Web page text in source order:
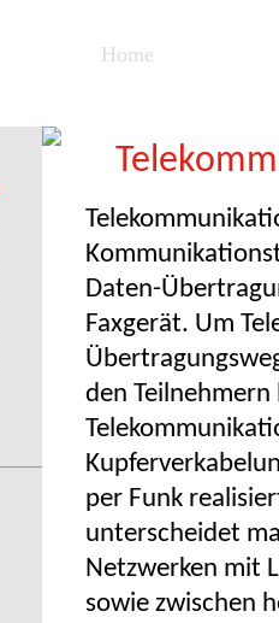
Home
Daten-
Faxgerät. Um
den
per Funk
unterscheidet
Netzwerken mit
sowie zwischen